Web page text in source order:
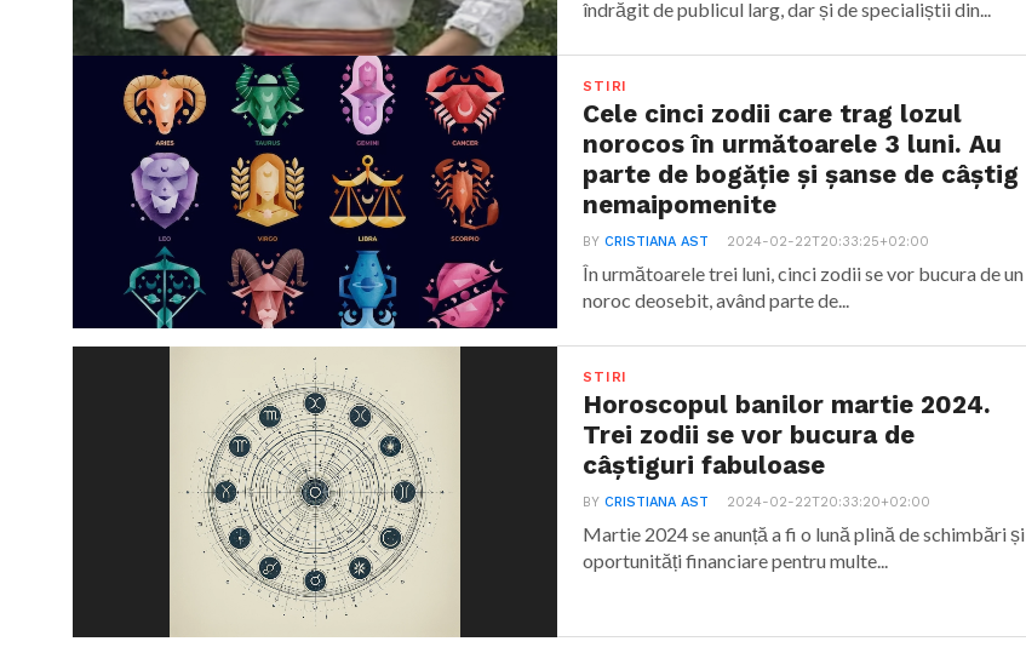
îndrăgit de publicul larg, dar și de specialiștii din...
STIRI
Cele cinci zodii care trag lozul
norocos în următoarele 3 luni. Au
parte de bogăție și șanse de câștig
nemaipomenite
BYCRISTIANA AST 2024-02-22T20:33:25+02:00
În următoarele trei luni, cinci zodii se vor bucura de un
noroc deosebit, având parte de...
STIRI
Horoscopul banilor martie 2024.
Trei zodii se vor bucura de
câștiguri fabuloase
BYCRISTIANA AST 2024-02-22T20:33:20+02:00
Martie 2024 se anunță a fi o lună plină de schimbări și
oportunități financiare pentru multe...